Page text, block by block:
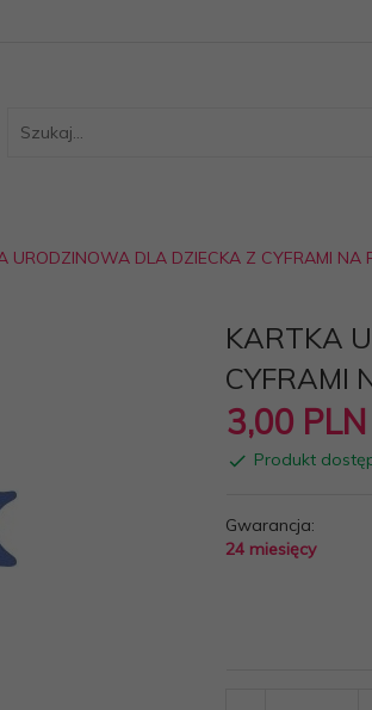
URODZINOWA DLA DZIECKA Z CYFRAMI NA
KARTKA
CYFRAMI
3,00 PLN
Produkt
Gwarancja:
24 miesięcy